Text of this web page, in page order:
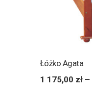
Łóżko Agata
1 175,00 zł –